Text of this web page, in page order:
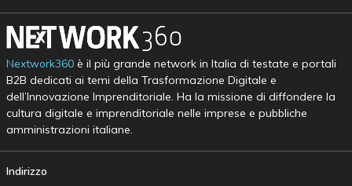
Nextwork360è il più grande network in Italia di testate e portali
B2B dedicati ai temi della Trasformazione Digitale e
dell’Innovazione Imprenditoriale. Ha la missione di diffondere la
cultura digitale e imprenditoriale nelle imprese e pubbliche
amministrazioni italiane.
Indirizzo